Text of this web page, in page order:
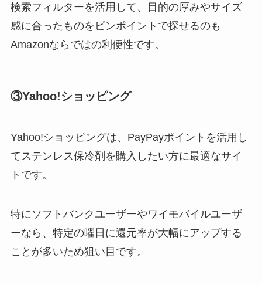
検索フィルターを活用して、目的の厚みやサイズ
感に合ったものをピンポイントで探せるのも
Amazonならではの利便性です。
③Yahoo!ショッピング
Yahoo!ショッピングは、PayPayポイントを活用し
てステンレス保冷剤を購入したい方に最適なサイ
トです。
特にソフトバンクユーザーやワイモバイルユーザ
ーなら、特定の曜日に還元率が大幅にアップする
ことが多いため狙い目です。